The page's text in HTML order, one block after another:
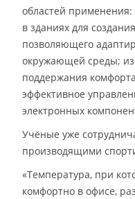
областей
в зданиях для
позволяющего
окружающей среды;
поддержания
эффективное
электронных
Учёные уже
производящими
«Температура, при
комфортно в офисе,